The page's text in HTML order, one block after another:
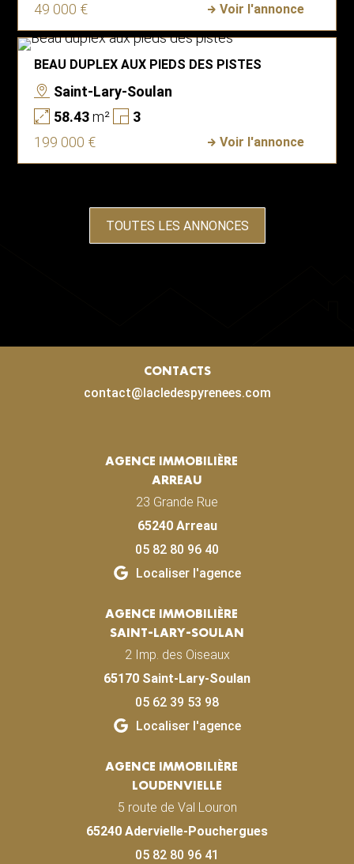
49 000 €
Voir l'annonce
BEAU DUPLEX AUX PIEDS DES PISTES
Saint-Lary-Soulan
58.43m²
3
199 000 €
Voir l'annonce
TOUTES LES ANNONCES
CONTACTS
contact@lacledespyrenees.com
AGENCE IMMOBILIÈRE
ARREAU
23 Grande Rue
65240 Arreau
05 82 80 96 40
Localiser l'agence
AGENCE IMMOBILIÈRE
SAINT-LARY-SOULAN
2 Imp. des Oiseaux
65170 Saint-Lary-Soulan
05 62 39 53 98
Localiser l'agence
AGENCE IMMOBILIÈRE
LOUDENVIELLE
5 route de Val Louron
65240 Adervielle-Pouchergues
05 82 80 96 41